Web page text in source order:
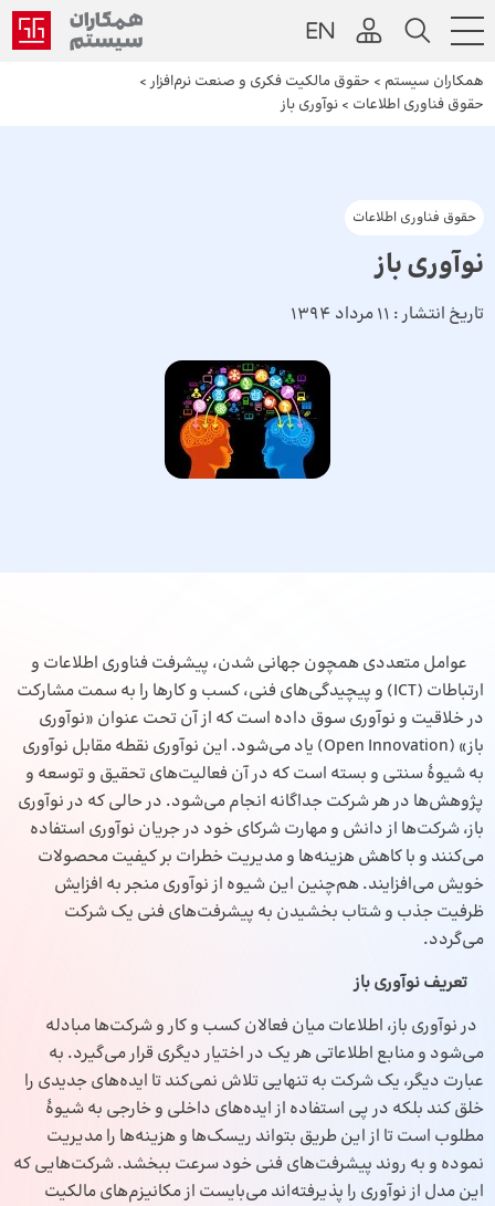
همکاران سیستم > حقوق مالکیت فکری و صنعت نرم‌افزار>
حقوق فناوری اطلاعات > نوآوری باز
حقوق فناوری اطلاعات
نوآوری باز
تاریخ انتشار : 11 مرداد 1394
عوامل متعددی همچون جهانی شدن، پیشرفت فناوری اطلاعات و
ارتباطات (ICT) و پیچیدگی‌های فنی، کسب و کارها را به سمت مشارکت
در خلاقیت و نوآوری سوق داده است که از آن تحت عنوان «نوآوری
باز» (Open Innovation) یاد می‌شود. این نوآوری نقطه مقابل نوآوری
به شیوهٔ سنتی و بسته است که در آن فعالیت‌های تحقیق و توسعه و
پژوهش‌ها در هر شرکت جداگانه انجام می‌شود. در حالی که در نوآوری
باز، شرکت‌ها از دانش و مهارت شرکای خود در جریان نوآوری استفاده
می‌کنند و با کاهش هزینه‌ها و مدیریت خطرات بر کیفیت محصولات
خویش می‌افزایند. هم‌چنین این شیوه از نوآوری منجر به افزایش
ظرفیت جذب و شتاب بخشیدن به پیشرفت‌های فنی یک شرکت
می‌گردد.
تعریف نوآوری باز
در نوآوری باز، اطلاعات میان فعالان کسب و کار و شرکت‌ها مبادله
می‌شود و منابع اطلاعاتی هر یک در اختیار دیگری قرار می‌گیرد. به
عبارت دیگر، یک شرکت به تنهایی تلاش نمی‌کند تا ایده‌های جدیدی را
خلق کند بلکه در پی استفاده از ایده‌های داخلی و خارجی به شیوهٔ
مطلوب است تا از این طریق بتواند ریسک‌ها و هزینه‌ها را مدیریت
نموده و به روند پیشرفت‌های فنی خود سرعت ببخشد. شرکت‌هایی که
این مدل از نوآوری را پذیرفته‌اند می‌بایست از مکانیزم‌های مالکیت